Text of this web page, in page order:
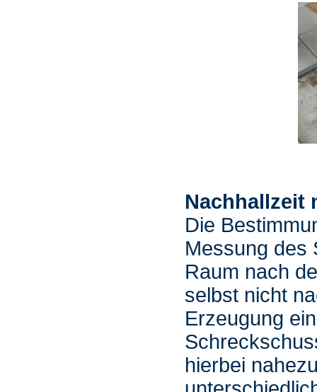
Nachhallzeit
Die
Messung des
Raum nach
selbst nicht
Erzeugung
hierbei